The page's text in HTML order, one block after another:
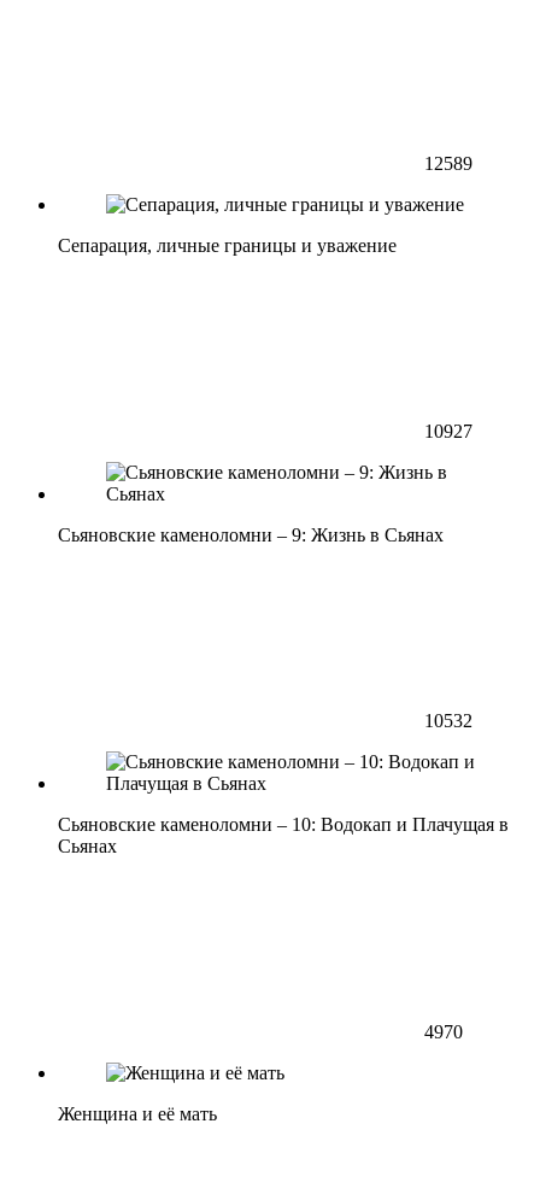
12589
Сепарация, личные границы и уважение
10927
Сьяновские каменоломни – 9: Жизнь в Сьянах
10532
Сьяновские каменоломни – 10: Водокап и Плачущая в
Сьянах
4970
Женщина и её мать